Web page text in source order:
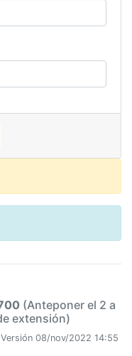
(Anteponer el 2 a
extensión)
Versión 08/nov/2022 14:55